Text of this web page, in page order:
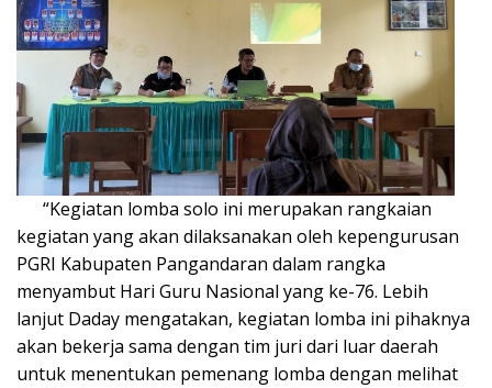
“Kegiatan lomba solo ini merupakan rangkaian
kegiatan yang akan dilaksanakan oleh kepengurusan
PGRI Kabupaten Pangandaran dalam rangka
menyambut Hari Guru Nasional yang ke-76. Lebih
lanjut Daday mengatakan, kegiatan lomba ini pihaknya
akan bekerja sama dengan tim juri dari luar daerah
untuk menentukan pemenang lomba dengan melihat